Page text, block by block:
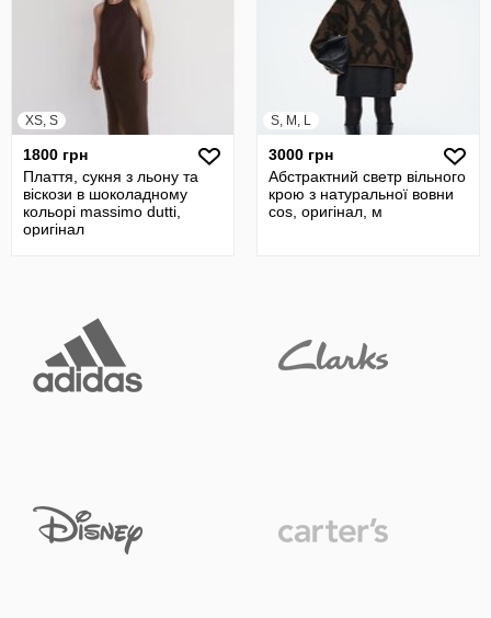
XS, S
1800 грн
Плаття, сукня з льону та
віскози в шоколадному
кольорі massimo dutti,
оригінал
S, M, L
3000 грн
Абстрактний светр вільного
крою з натуральної вовни
cos, оригінал, м